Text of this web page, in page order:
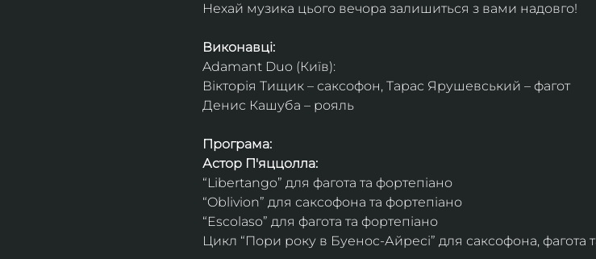
Нехай музика цього вечора залишиться з вами надовго!
Виконавці:
Adamant Duo (Київ):
Вікторія Тищик – саксофон, Тарас Ярушевський – фагот
Денис Кашуба – рояль
Програма:
Астор П'яццолла:
“Libertango” для фагота та фортепіано
“Oblivion” для саксофона та фортепіано
“Escolaso” для фагота та фортепіано
Цикл “Пори року в Буенос-Айресі” для саксофона, фагота